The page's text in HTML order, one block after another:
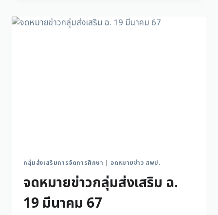
กลุ่มส่งเสริมการจัดการศึกษา | จดหมายข่าว สพป.
จดหมายข่าวกลุ่มส่งเสริม ฉ.
19 มีนาคม 67